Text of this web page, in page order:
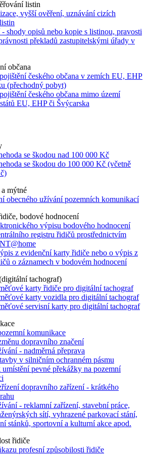
listin
vyšší ověření, uznávání cizích
shody opisů nebo kopie s listinou, pravosti
překladů zastupitelskými úřady v
občana
českého občana v zemích EU, EHP
(přechodný pobyt)
českého občana mimo území
EU, EHP či Švýcarska
se škodou nad 100 000 Kč
se škodou do 100 000 Kč (včetně
mýtné
obecného užívání pozemních komunikací
bodové hodnocení
výpisu bodového hodnocení
registru řidičů prostřednictvím
z evidenční karty řidiče nebo o výpis z
o záznamech v bodovém hodnocení
tachograf)
karty řidiče pro digitální tachograf
karty vozidla pro digitální tachograf
servisní karty pro digitální tachograf
komunikace
dopravního značení
- nadměrná přeprava
v silničním ochranném pásmu
pevné překážky na pozemní
dopravního zařízení - krátkého
- reklamní zařízení, stavební práce,
sítí, vyhrazené parkovací stání,
stánků, sportovní a kulturní akce apod.
řidiče
profesní způsobilosti řidiče